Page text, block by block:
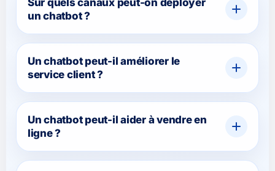
un chatbot ?
Un chatbot peut-il améliorer le
service client ?
Un chatbot peut-il aider à vendre en
ligne ?